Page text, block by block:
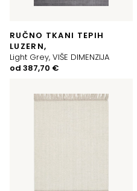
RUČNO TKANI TEPIH
LUZERN,
Light Grey, VIŠE DIMENZIJA
od 387,70 €